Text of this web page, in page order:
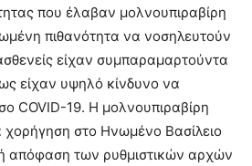
που έλαβαν μολνουπιραβίρη
πιθανότητα να νοσηλευτούν
είχαν συμπαραμαρτούντα
είχαν υψηλό κίνδυνο να
COVID-19. Η μολνουπιραβίρη
χορήγηση στο Ηνωμένο Βασίλειο
απόφαση των ρυθμιστικών αρχών